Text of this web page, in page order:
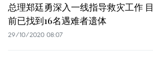
总理郑廷勇深入一线指导救灾工作 目
前已找到16名遇难者遗体
29/10/2020 08:07